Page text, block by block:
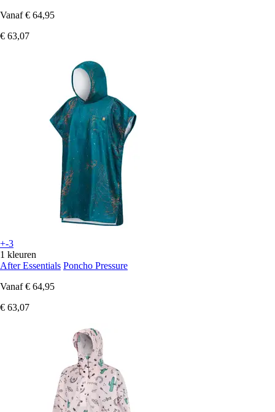
Vanaf € 64,95
€ 63,07
+-3
1 kleuren
After Essentials Poncho Pressure
Vanaf € 64,95
€ 63,07